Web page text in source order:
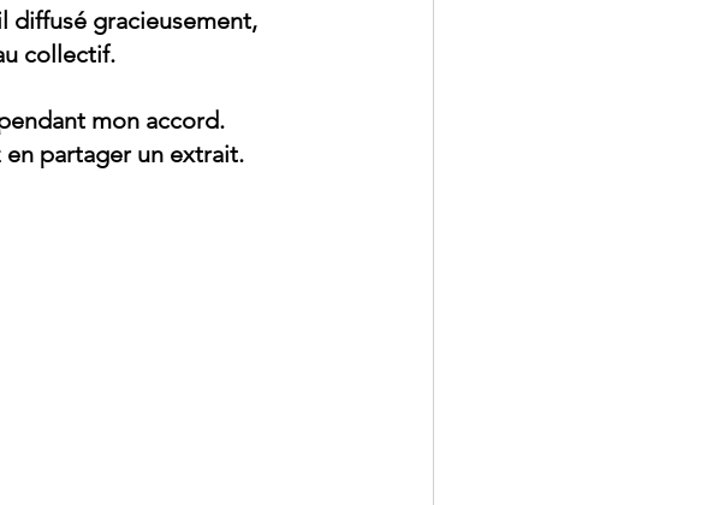
diffusé gracieusement,
collectif.
mon accord.
partager un extrait.